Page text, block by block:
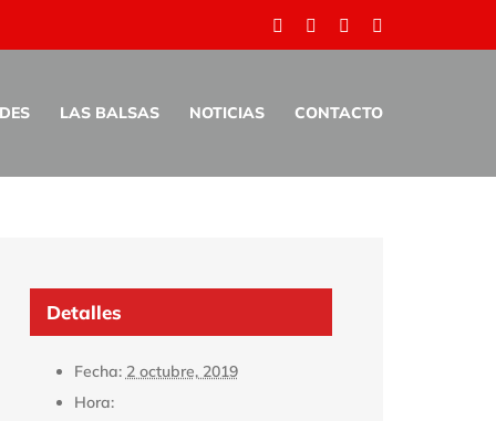
Facebook
TwitterPinterest
LAS BALSAS NOTICIAS CONTACTO
Detalles
Fecha: 2 octubre, 2019
Hora: